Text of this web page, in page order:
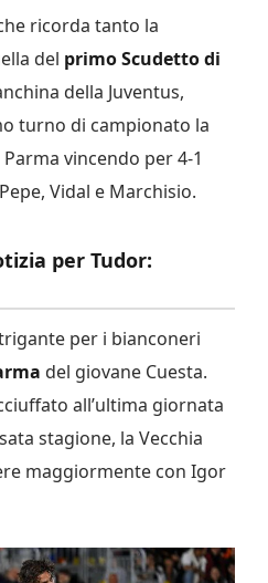
ricorda tanto la
del primo Scudetto di
della Juventus,
turno di campionato la
vincendo per 4-1
Vidal e Marchisio.
per Tudor:
per i bianconeri
del giovane Cuesta.
all’ultima giornata
stagione, la Vecchia
maggiormente con Igor